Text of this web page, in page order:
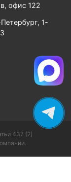
офис 122
, 1-
437 (2)